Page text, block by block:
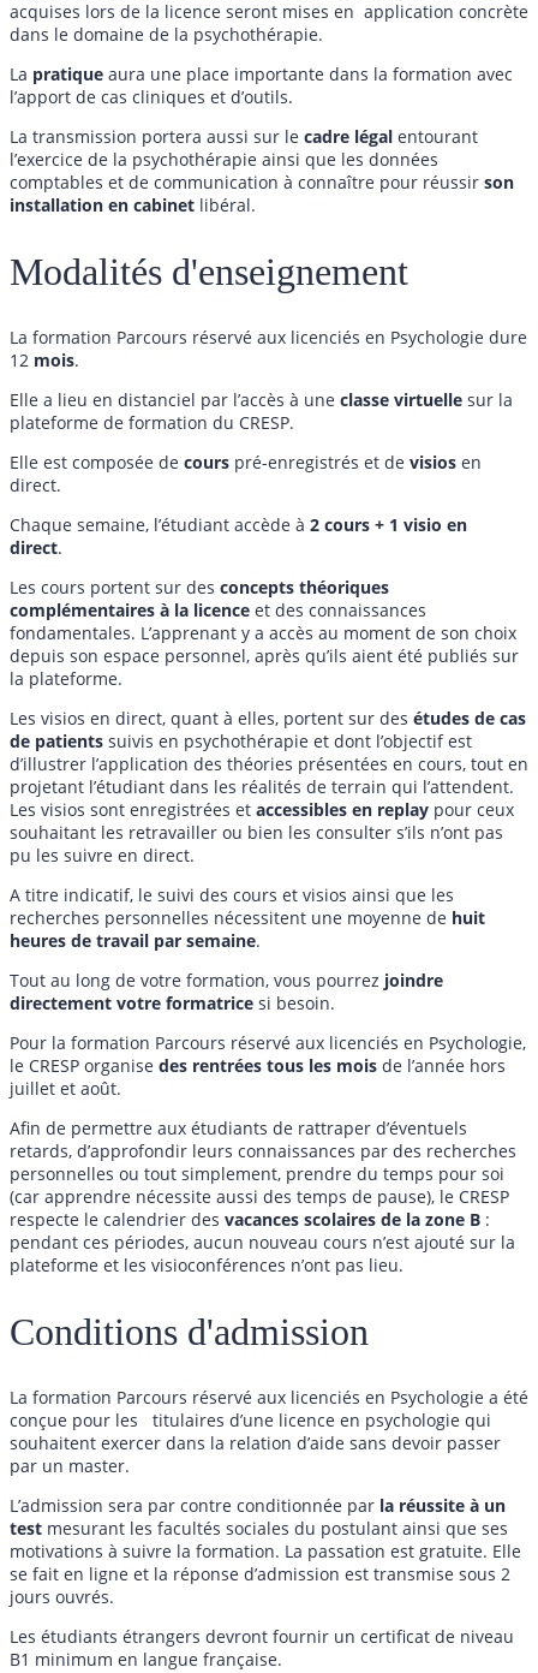
acquises lors de la licence seront mises en application concrète
dans le domaine de la psychothérapie.
La pratique aura une place importante dans la formation avec
l’apport de cas cliniques et d’outils.
La transmission portera aussi sur le cadre légal entourant
l’exercice de la psychothérapie ainsi que les données
comptables et de communication à connaître pour réussir son
installation en cabinet libéral.
Modalités d'enseignement
La formation Parcours réservé aux licenciés en Psychologie dure
12 mois.
Elle a lieu en distanciel par l’accès à une classe virtuelle sur la
plateforme de formation du CRESP.
Elle est composée de cours pré-enregistrés et de visios en
direct.
Chaque semaine, l’étudiant accède à 2 cours + 1 visio en
direct.
Les cours portent sur des concepts théoriques
complémentaires à la licence et des connaissances
fondamentales. L’apprenant y a accès au moment de son choix
depuis son espace personnel, après qu’ils aient été publiés sur
la plateforme.
Les visios en direct, quant à elles, portent sur des études de cas
de patients suivis en psychothérapie et dont l’objectif est
d’illustrer l’application des théories présentées en cours, tout en
projetant l’étudiant dans les réalités de terrain qui l’attendent.
Les visios sont enregistrées et accessibles en replay pour ceux
souhaitant les retravailler ou bien les consulter s’ils n’ont pas
pu les suivre en direct.
A titre indicatif, le suivi des cours et visios ainsi que les
recherches personnelles nécessitent une moyenne de huit
heures de travail par semaine.
Tout au long de votre formation, vous pourrez joindre
directement votre formatrice si besoin.
Pour la formation Parcours réservé aux licenciés en Psychologie,
le CRESP organise des rentrées tous les mois de l’année hors
juillet et août.
Afin de permettre aux étudiants de rattraper d’éventuels
retards, d’approfondir leurs connaissances par des recherches
personnelles ou tout simplement, prendre du temps pour soi
(car apprendre nécessite aussi des temps de pause), le CRESP
respecte le calendrier des vacances scolaires de la zone B :
pendant ces périodes, aucun nouveau cours n’est ajouté sur la
plateforme et les visioconférences n’ont pas lieu.
Conditions d'admission
La formation Parcours réservé aux licenciés en Psychologie a été
conçue pour les titulaires d’une licence en psychologie qui
souhaitent exercer dans la relation d’aide sans devoir passer
par un master.
L’admission sera par contre conditionnée par la réussite à un
test mesurant les facultés sociales du postulant ainsi que ses
motivations à suivre la formation. La passation est gratuite. Elle
se fait en ligne et la réponse d’admission est transmise sous 2
jours ouvrés.
Les étudiants étrangers devront fournir un certificat de niveau
B1 minimum en langue française.